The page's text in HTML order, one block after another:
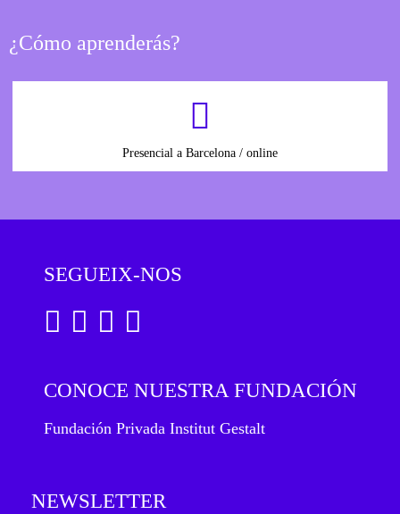
¿Cómo aprenderás?
Presencial a Barcelona / online
SEGUEIX-NOS
CONOCE NUESTRA FUNDACIÓN
Fundación Privada Institut Gestalt
NEWSLETTER